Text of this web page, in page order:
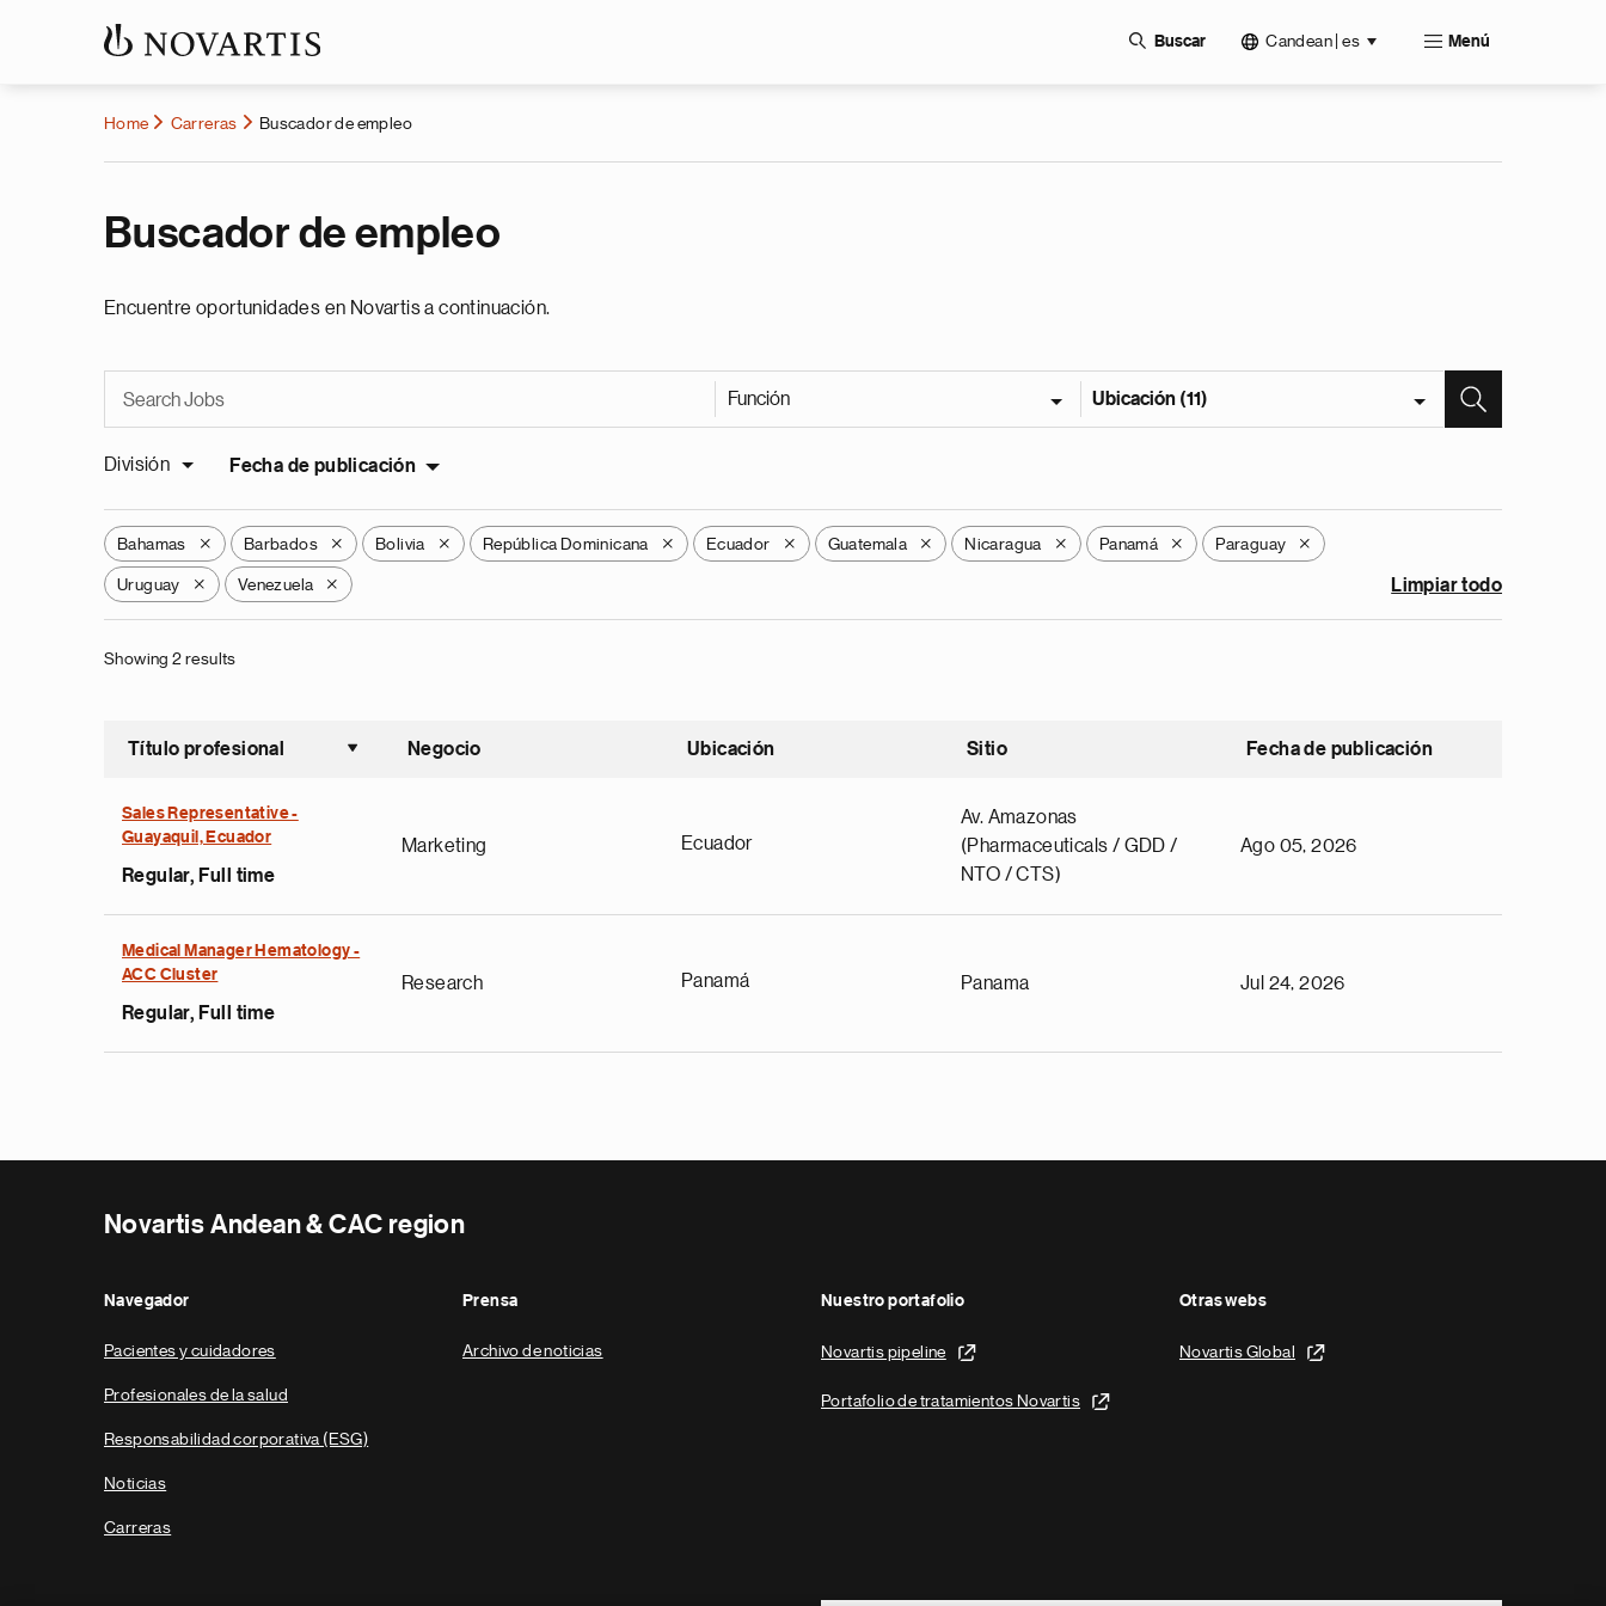
Buscar Candean | es Menú
Home Carreras Buscador de empleo
Buscador de empleo
Encuentre oportunidades en Novartis a continuación.
Función Ubicación (11)
División Fecha de publicación
Bahamas X Barbados X Bolivia X República Dominicana X Ecuador X Guatemala X Nicaragua X Panamá X Paraguay X
Uruguay X Venezuela X Limpiar todo
Showing 2 results
Título profesional
Ordenar ascendente
Negocio Ubicación Sitio Fecha de publicación
Sales Representative -
Guayaquil, Ecuador
Regular, Full time
Marketing Ecuador
Av. Amazonas
(Pharmaceuticals / GDD /
NTO / CTS)
Ago 05, 2026
Medical Manager Hematology -
ACC Cluster
Regular, Full time
Research Panamá Panama Jul 24, 2026
Novartis Andean & CAC region
Navegador
Pacientes y cuidadores
Profesionales de la salud
Responsabilidad corporativa (ESG)
Noticias
Carreras
Prensa
Archivo de noticias
Nuestro portafolio
Novartis pipeline
Portafolio de tratamientos Novartis
Otras webs
Novartis Global